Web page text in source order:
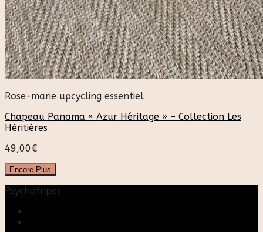
Rose-marie upcycling essentiel
Chapeau Panama « Azur Héritage » – Collection Les
Héritières
49,00€
Encore Plus
Psychofripes